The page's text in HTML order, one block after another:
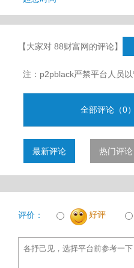
【大家对 88财富网的评论】
注：p2pblack严禁平台人员
全部评论（0）
最新评论 热门评论
评价： 好评